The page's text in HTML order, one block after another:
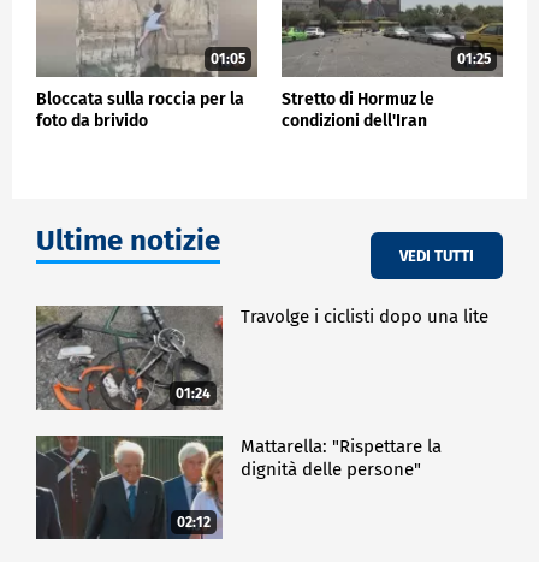
01:05
Bloccata sulla roccia per la
foto da brivido
01:25
Stretto di Hormuz le
condizioni dell'Iran
Ultime notizie VEDI TUTTI
01:24
Travolge i ciclisti dopo una lite
02:12
Mattarella: "Rispettare la
dignità delle persone"